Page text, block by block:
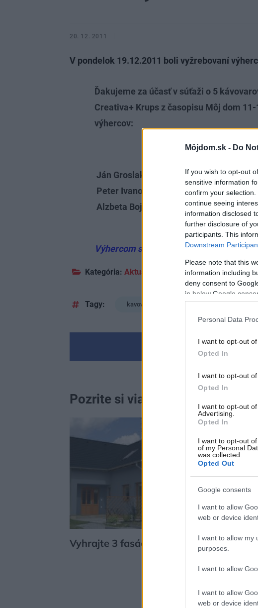
Môjdom.sk - Do
If you wish to opt-out
sensitive information
confirm your
continue seeing
information disclosed
further disclosure of
participants. This
Downstream
Please note that this
information including
deny consent to
in below Google
Personal Data
I want to opt-out
Opted In
I want to opt-out
Opted In
I want to opt-out
Advertising.
Opted In
I want to opt-out
of my Personal
was collected.
Opted Out
Google consents
I want to allow
web or device
I want to allow my
purposes.
I want to allow
I want to allow
web or device
20. 12. 2011
V pondelok 19.12.2011 boli vyžrebovaní
Ďakujeme za účasť v súťaži o 5
Creativa+ Krups z časopisu Môj dom
výhercov:
Ján Groslak
Bratislava
Peter Ivanov
Žilina
Alzbeta Bojnanska
Bardejov
Výhercom srdečne blahoželáme.
Kategória: Aktuality
Tagy: kavovary
Zdieľať
Pozrite si viac
Vyhrajte 3 fasády zadarmo